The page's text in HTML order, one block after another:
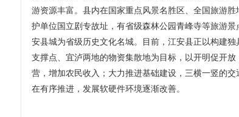
游资源丰富。县内在国家重点风景名胜区、全国旅游
护单位国立剧专故址，有省级森林公园青峰寺等旅游
安县城为省级历史文化名城。目前，江安县正以构建
支撑点、宜泸两地的物资集散地为目标，以开明促开
营，增加农民收入；大力推进基础建设，三横一竖的
在有序推进，发展软硬件环境逐渐改善。